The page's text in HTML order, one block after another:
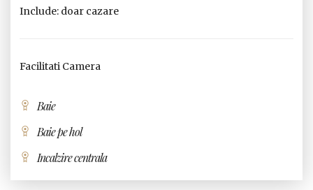
Include: doar cazare
Facilitati Camera
Baie
Baie pe hol
Incalzire centrala